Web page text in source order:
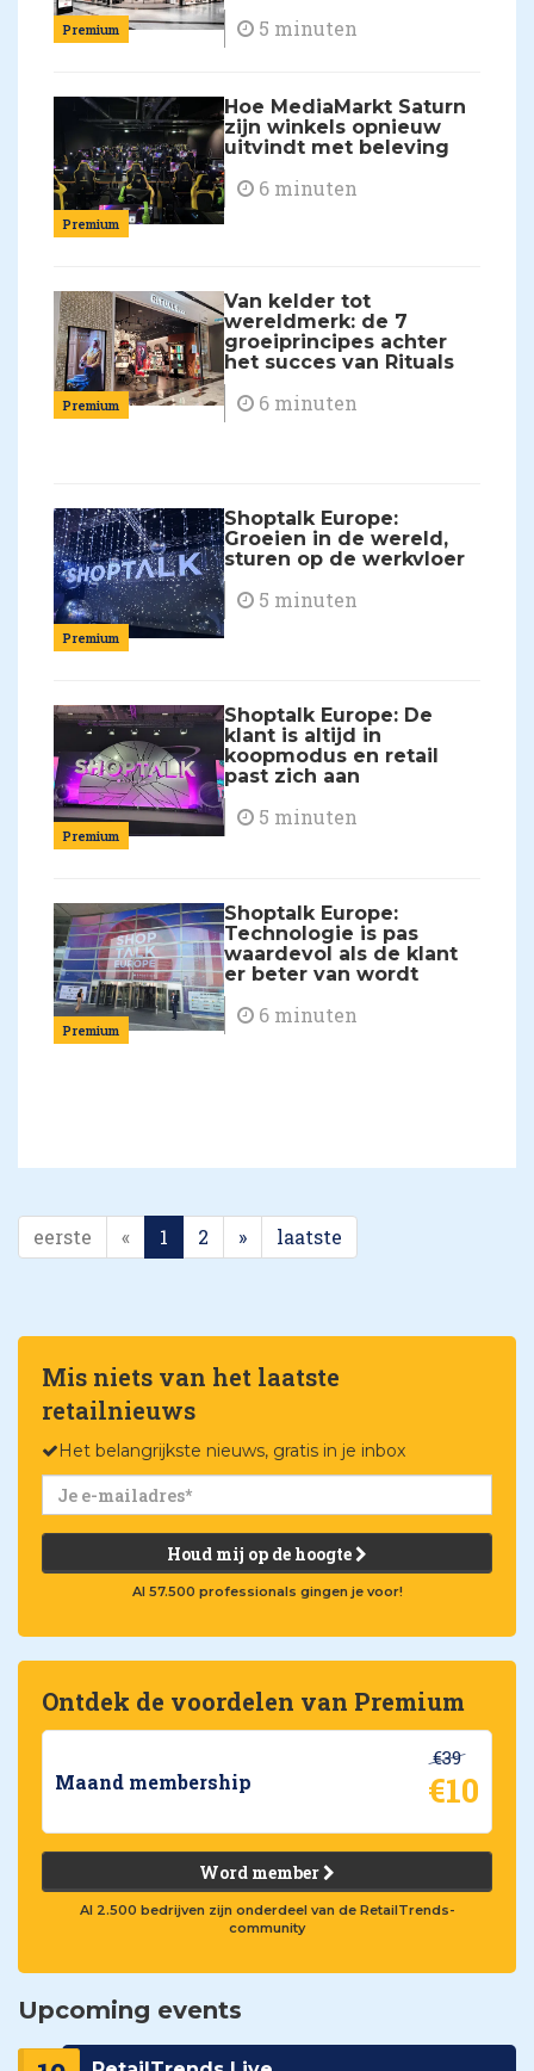
Premium 5 minuten
Premium
Hoe MediaMarkt Saturn
zijn winkels opnieuw
uitvindt met beleving
6 minuten
Premium
Van kelder tot
wereldmerk: de 7
groeiprincipes achter
het succes van Rituals
6 minuten
Premium
Shoptalk Europe:
Groeien in de wereld,
sturen op de werkvloer
5 minuten
Premium
Shoptalk Europe: De
klant is altijd in
koopmodus en retail
past zich aan
5 minuten
Premium
Shoptalk Europe:
Technologie is pas
waardevol als de klant
er beter van wordt
6 minuten
eerste « 1 2 » laatste
Mis niets van het laatste
retailnieuws
Het belangrijkste nieuws, gratis in je inbox
Houd mij op de hoogte
Al 57.500 professionals gingen je voor!
Ontdek de voordelen van Premium
Maand membership
€39
€10
Word member
Al 2.500 bedrijven zijn onderdeel van de RetailTrends-
community
Upcoming events